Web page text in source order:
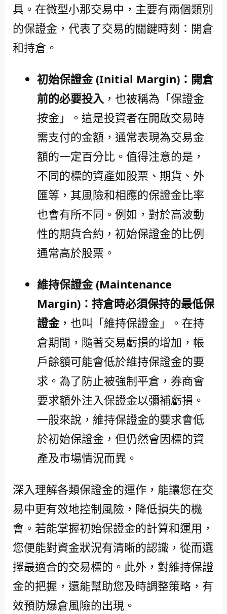
具。在微型小那交易中，主要有兩個類別
的保證金，代表了交易的關鍵時刻：開倉
和持倉。
初始保證金 (Initial Margin)：開倉
前的必要投入 ，也被稱為「保證金
按金」。這是投資者在開啟交易時
需支付的金額，通常表現為交易金
額的一定百分比。值得注意的是，
不同的標的資產如股票、期貨、外
匯等，其風險和相應的保證金比率
也會有所不同。例如，對於高波動
性的期貨合約，初始保證金的比例
通常高於股票。
維持保證金 (Maintenance
Margin)：持倉時必須保持的最低保
證金，也叫「維持保證金」。在持
倉期間，隨著交易虧損的增加，帳
戶餘額可能會低於維持保證金的要
求。為了防止被強制平倉，券商會
要求額外注入保證金以彌補虧損。
一般來說，維持保證金的要求會低
於初始保證金，但仍然會因標的資
產及市場情況而異。
深入理解各類保證金的運作，能讓您在交
易中更有效地控制風險，降低損失的機
會。若能掌握初始保證金的計算和運用，
您便能對資金狀況有清晰的認識，從而選
擇最適合的交易標的。此外，對維持保證
金的把握，還能幫助您及時調整策略，有
效預防爆倉風險的出現。